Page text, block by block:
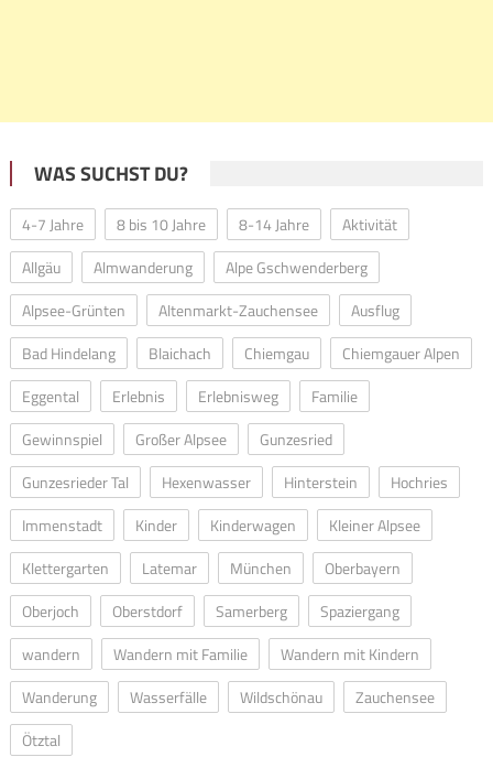
WAS SUCHST DU?
4-7 Jahre 8 bis 10 Jahre 8-14 Jahre
Aktivität
Allgäu
Almwanderung
Alpe Gschwenderberg
Alpsee-Grünten
Altenmarkt-Zauchensee
Ausflug
Bad Hindelang
Blaichach Chiemgau
Chiemgauer Alpen
Eggental
Erlebnis Erlebnisweg
Familie
Gewinnspiel
Großer Alpsee
Gunzesried
Gunzesrieder Tal
Hexenwasser Hinterstein
Hochries
Immenstadt
Kinder Kinderwagen
Kleiner Alpsee
Klettergarten
Latemar München
Oberbayern
Oberjoch
Oberstdorf Samerberg
Spaziergang
wandern
Wandern mit Familie
Wandern mit Kindern
Wanderung
Wasserfälle Wildschönau
Zauchensee
Ötztal